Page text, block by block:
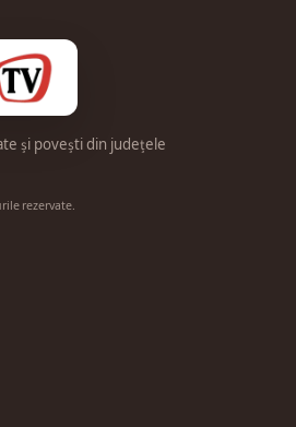
și povești din județele
rezervate.